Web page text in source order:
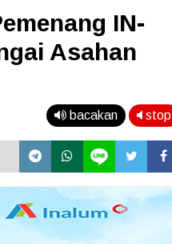
IN-
Asahan
bacakan stop